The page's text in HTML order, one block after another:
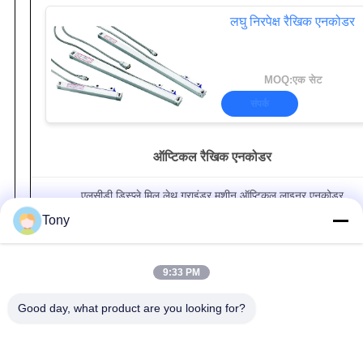
लघु निरपेक्ष रैखिक एनकोडर
MOQ:एक सेट
ऑप्टिकल रैखिक एनकोडर
एलसीडी डिस्प्ले मिल लेथ ग्राइंडर मशीन ऑप्टिकल लाइनर एनकोडर
3 अक्ष डिजिटल रीडआउट मिलिंग मशीन खराद मशीन के लिए माप प्रणाली
Tony
9:33 PM
Good day, what product are you looking for?